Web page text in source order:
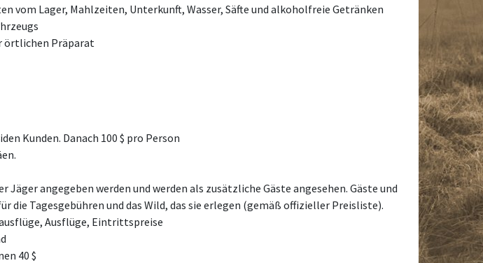
vom Lager, Mahlzeiten, Unterkunft, Wasser, Säfte und alkoholfreie Getränken
örtlichen Präparat
Kunden. Danach 100 $ pro Person
angegeben werden und werden als zusätzliche Gäste angesehen. Gäste und
Tagesgebühren und das Wild, das sie erlegen (gemäß offizieller Preisliste).
Ausflüge, Eintrittspreise
40 $